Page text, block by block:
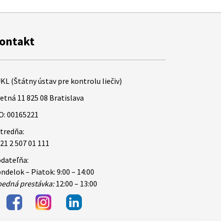
(Štátny ústav pre kontrolu liečiv)
11 825 08 Bratislava
00165221
2 507 01 111
– Piatok: 9:00 – 14:00
prestávka:12:00 – 13:00